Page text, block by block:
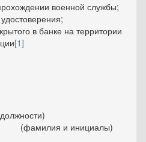
военной службы;
в банке на территории
[1]
должности)
и инициалы)